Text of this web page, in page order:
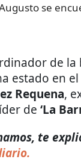
se
de
estado en
Requena,
de ‘La
te